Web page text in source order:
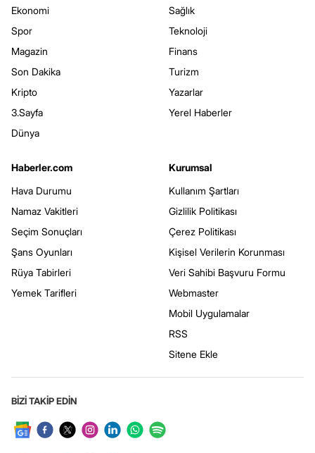
Ekonomi
Spor
Magazin
Son Dakika
Kripto
3.Sayfa
Dünya
Sağlık
Teknoloji
Finans
Turizm
Yazarlar
Yerel Haberler
Haberler.com
Hava Durumu
Namaz Vakitleri
Seçim Sonuçları
Şans Oyunları
Rüya Tabirleri
Yemek Tarifleri
Kurumsal
Kullanım Şartları
Gizlilik Politikası
Çerez Politikası
Kişisel Verilerin Korunması
Veri Sahibi Başvuru Formu
Webmaster
Mobil Uygulamalar
RSS
Sitene Ekle
BİZİ TAKİP EDİN